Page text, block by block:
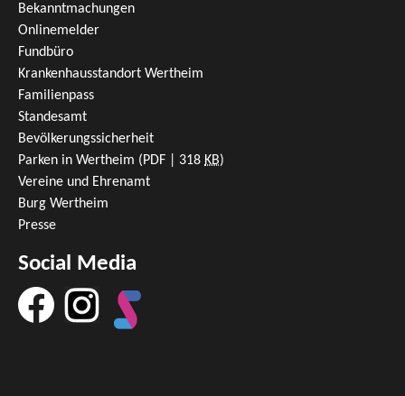
Bekanntmachungen
Onlinemelder
Fundbüro
Krankenhausstandort Wertheim
Familienpass
Standesamt
Bevölkerungssicherheit
Parken in Wertheim (PDF | 318 KB)
Vereine und Ehrenamt
Burg Wertheim
Presse
Social Media